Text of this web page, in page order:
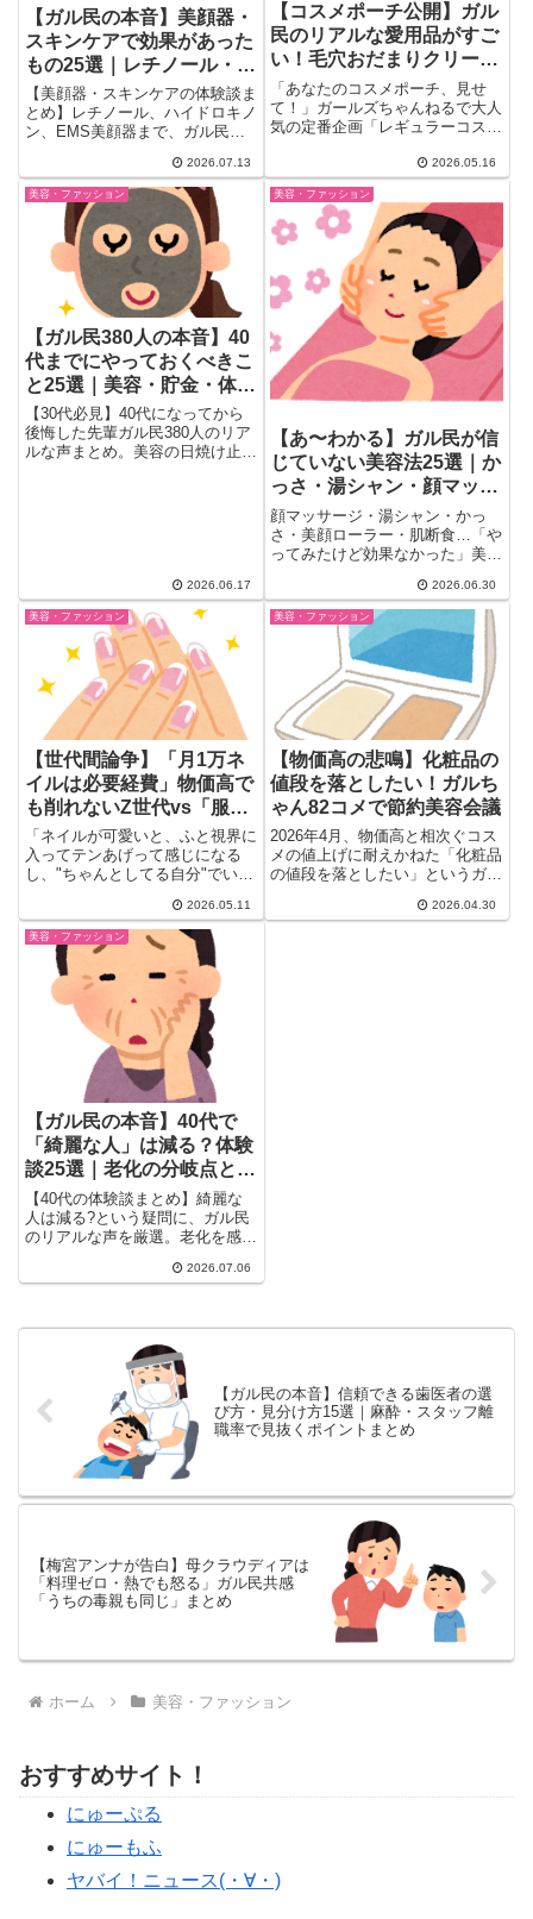
【ガル民の本音】美顔器・
スキンケアで効果があった
もの25選｜レチノール・ハ
イドロキノン・EMSの実体
験
【美顔器・スキンケアの体験談ま
とめ】レチノール、ハイドロキノ
ン、EMS美顔器まで、ガル民が
リアルな声を厳選。シミ・ほうれ
い線・毛穴悩みに効いたアイテム
と使い方のコツまで、検索しても
出てこない本音を一気にチェッ
ク。
2026.07.13
【コスメポーチ公開】ガル
民のリアルな愛用品がすご
い！毛穴おだまりクリーム
＆INOUI推し多数
「あなたのコスメポーチ、見せ
て！」ガールズちゃんねるで大人
気の定番企画「レギュラーコスメ
2026.05.16
美容・ファッション
【ガル民380人の本音】40
代までにやっておくべきこ
と25選｜美容・貯金・体
力・歯の後悔リスト
【30代必見】40代になってから
後悔した先輩ガル民380人のリア
ルな声まとめ。美容の日焼け止
2026.06.17
美容・ファッション
【あ〜わかる】ガル民が信
じていない美容法25選｜か
っさ・湯シャン・顔マッサ
ージは逆効果？
顔マッサージ・湯シャン・かっ
さ・美顔ローラー・肌断食…「や
ってみたけど効果なかった」美容
でぶっちゃけ。かっさは逆効果？
湯シャンは日本に合わない？
30〜50代女性のリアルな体験談
2026.06.30
美容・ファッション
【世代間論争】「月1万ネ
イルは必要経費」物価高で
も削れないZ世代vs「服よ
り先に髪洗え」ガル民の本
音｜賛否両論まとめ
「ネイルが可愛いと、ふと視界に
入ってテンあげって感じになる
し、"ちゃんとしてる自分"でいら
2026.05.11
美容・ファッション
【物価高の悲鳴】化粧品の
値段を落としたい！ガルち
ゃん82コメで節約美容会議
2026年4月、物価高と相次ぐコス
メの値上げに耐えかねた「化粧品
の値段を落としたい」というガル
2026.04.30
美容・ファッション
【ガル民の本音】40代で
「綺麗な人」は減る？体験
談25選｜老化の分岐点とシ
ミ取り事情
【40代の体験談まとめ】綺麗な
人は減る?という疑問に、ガル民
のリアルな声を厳選。老化を感じ
皮ケア、ホワイトニングまで40
2026.07.06
【ガル民の本音】信頼できる歯医者の選
び方・見分け方15選｜麻酔・スタッフ離
職率で見抜くポイントまとめ
【梅宮アンナが告白】母クラウディアは
「料理ゼロ・熱でも怒る」ガル民共感
「うちの毒親も同じ」まとめ
ホーム 美容・ファッション
おすすめサイト！
にゅーぷる
にゅーもふ
ヤバイ！ニュース(・∀・)